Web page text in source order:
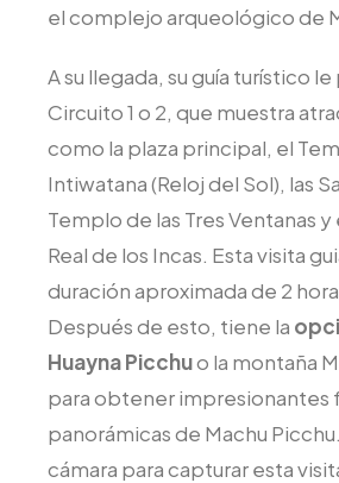
el complejo arqueológico de
A su llegada, su guía turístico
Circuito 1 o 2, que muestra
como la plaza principal, el
Intiwatana (Reloj del Sol), las
Templo de las Tres Ventanas
Real de los Incas. Esta visita
duración aproximada de 2
Después de esto, tiene la
Huayna Picchuo la montaña
para obtener impresionantes
panorámicas de Machu
cámara para capturar esta